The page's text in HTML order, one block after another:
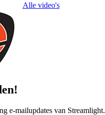
Alle video's
e-mailupdates van Streamlight.